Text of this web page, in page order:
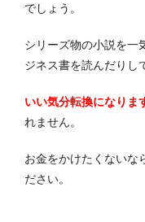
でしょう。
シリーズ物の小説を一
ジネス書を読んだりし
いい気分転換になりま
れません。
お金をかけたくないな
ださい。